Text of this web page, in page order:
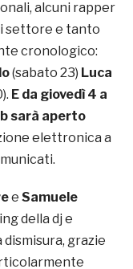
alcuni rapper
settore e tanto
cronologico:
(sabato 23) Luca
E da giovedì 4 a
sarà aperto
elettronica a
e Samuele
della dj e
grazie